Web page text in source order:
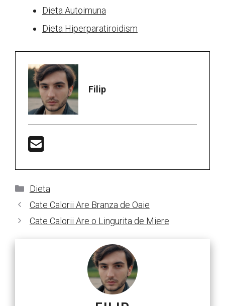
Dieta Autoimuna
Dieta Hiperparatiroidism
Filip
Categorii
Dieta
Cate Calorii Are Branza de Oaie
Cate Calorii Are o Lingurita de Miere